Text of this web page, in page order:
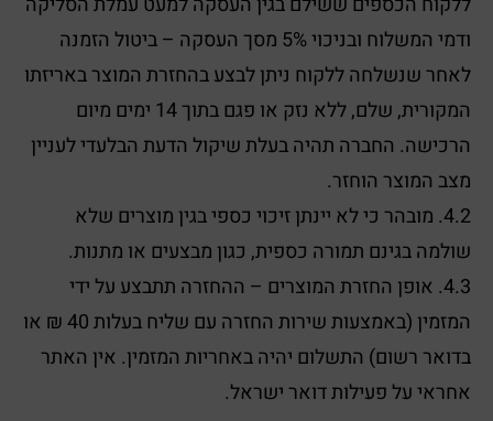
ודמי המשלוח ובניכוי 5% מסך העסקה – ביטול הזמנה
לאחר שנשלחה ללקוח ניתן לבצע בהחזרת המוצר באריזתו
המקורית, שלם, ללא נזק או פגם בתוך 14 ימים מיום
הרכישה. החברה תהיה בעלת שיקול הדעת הבלעדי לעניין
מצב המוצר הוחזר.
4.2. מובהר כי לא יינתן זיכוי כספי בגין מוצרים שלא
שולמה בגינם תמורה כספית, כגון מבצעים או מתנות.
4.3. אופן החזרת המוצרים – ההחזרה תתבצע על ידי
המזמין (באמצעות שירות החזרה עם שליח בעלות 40 ₪ או
בדואר רשום) התשלום יהיה באחריות המזמין. אין האתר
אחראי על פעילות דואר ישראל.